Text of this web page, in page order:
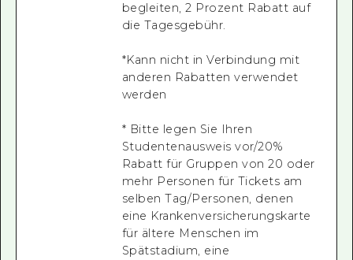
begleiten, 2 Prozent Rabatt auf
die Tagesgebühr.
*Kann nicht in Verbindung mit
anderen Rabatten verwendet
werden
* Bitte legen Sie Ihren
Studentenausweis vor/20%
Rabatt für Gruppen von 20 oder
mehr Personen für Tickets am
selben Tag/Personen, denen
eine Krankenversicherungskarte
für ältere Menschen im
Spätstadium, eine